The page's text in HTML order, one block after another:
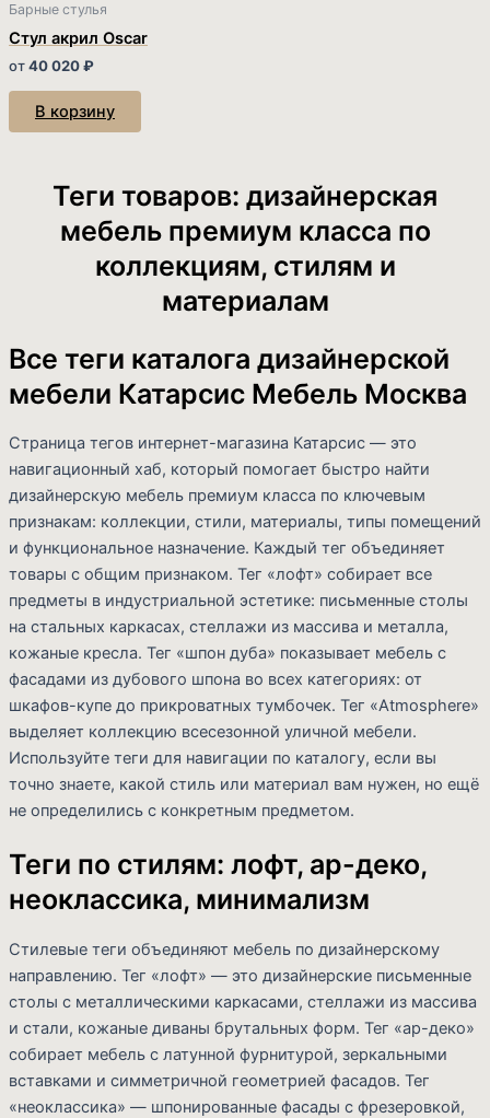
Барные стулья
Стул акрил Oscar
от40 020₽
В корзину
Теги товаров: дизайнерская
мебель премиум класса по
коллекциям, стилям и
материалам
Все теги каталога дизайнерской
мебели Катарсис Мебель Москва
Страница тегов интернет-магазина Катарсис — это
навигационный хаб, который помогает быстро найти
дизайнерскую мебель премиум класса по ключевым
признакам: коллекции, стили, материалы, типы помещений
и функциональное назначение. Каждый тег объединяет
товары с общим признаком. Тег «лофт» собирает все
предметы в индустриальной эстетике: письменные столы
на стальных каркасах, стеллажи из массива и металла,
кожаные кресла. Тег «шпон дуба» показывает мебель с
фасадами из дубового шпона во всех категориях: от
шкафов-купе до прикроватных тумбочек. Тег «Atmosphere»
выделяет коллекцию всесезонной уличной мебели.
Используйте теги для навигации по каталогу, если вы
точно знаете, какой стиль или материал вам нужен, но ещё
не определились с конкретным предметом.
Теги по стилям: лофт, ар-деко,
неоклассика, минимализм
Стилевые теги объединяют мебель по дизайнерскому
направлению. Тег «лофт» — это дизайнерские письменные
столы с металлическими каркасами, стеллажи из массива
и стали, кожаные диваны брутальных форм. Тег «ар-деко»
собирает мебель с латунной фурнитурой, зеркальными
вставками и симметричной геометрией фасадов. Тег
«неоклассика» — шпонированные фасады с фрезеровкой,